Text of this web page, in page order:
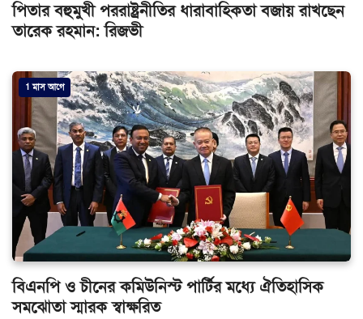
পিতার বহুমুখী পররাষ্ট্রনীতির ধারাবাহিকতা বজায় রাখছেন
তারেক রহমান: রিজভী
1 মাস আগে
বিএনপি ও চীনের কমিউনিস্ট পার্টির মধ্যে ঐতিহাসিক
সমঝোতা স্মারক স্বাক্ষরিত